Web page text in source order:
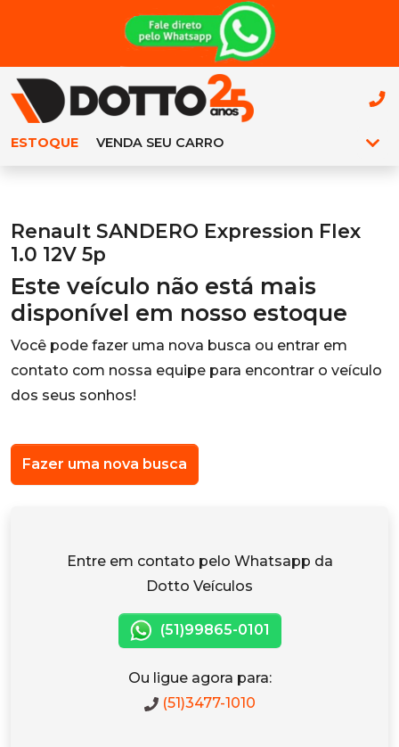
ESTOQUE VENDA SEU CARRO
Renault SANDERO Expression Flex
1.0 12V 5p
Este veículo não está mais
disponível em nosso estoque
Você pode fazer uma nova busca ou entrar em
contato com nossa equipe para encontrar o veículo
dos seus sonhos!
Fazer uma nova busca
Entre em contato pelo Whatsapp da
Dotto Veículos
(51)99865-0101
Ou ligue agora para:
(51)3477-1010